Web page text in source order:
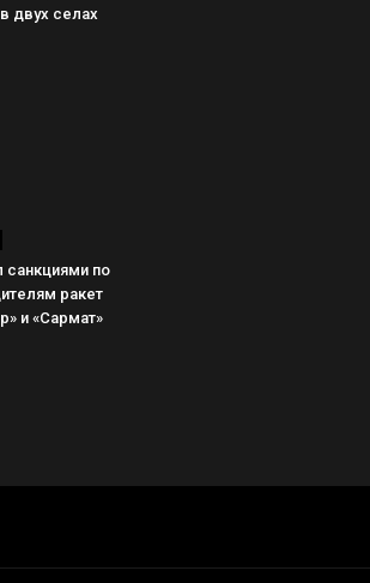
двух селах
санкциями по
ракет
и «Сармат»